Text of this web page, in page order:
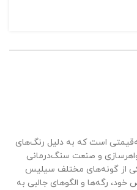
است که به دلیل رنگ‌های
و صنعت سنگ‌درمانی
از گونه‌های مختلف سیلیس
رگه‌ها و الگوهای جالبی به